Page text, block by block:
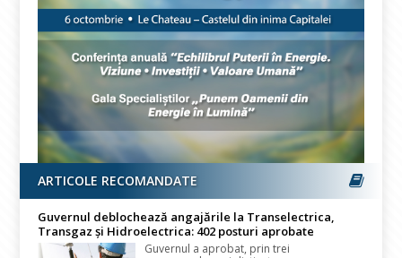
ARTICOLE RECOMANDATE
Guvernul deblochează angajările la Transelectrica,
Transgaz și Hidroelectrica: 402 posturi aprobate
Guvernul a aprobat, prin trei